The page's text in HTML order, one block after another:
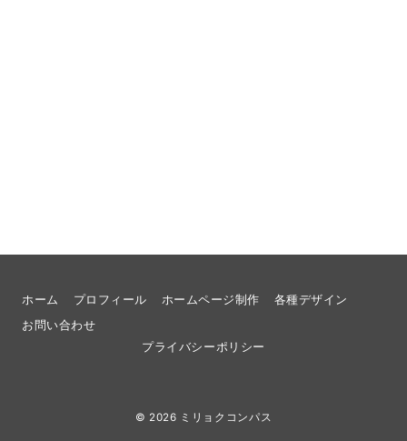
ホーム プロフィール ホームページ制作
各種デザイン
お問い合わせ
プライバシーポリシー
© 2026 ミリョクコンパス